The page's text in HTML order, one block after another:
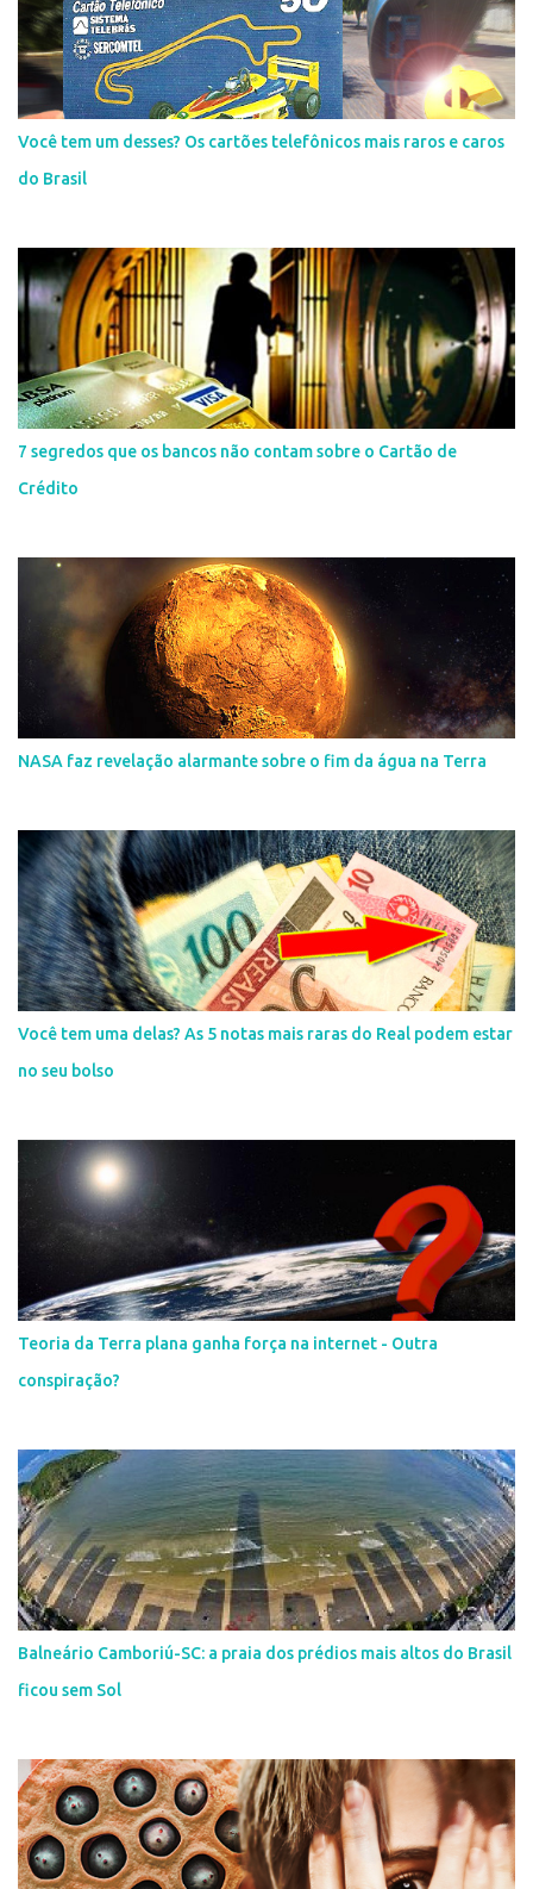
Você tem um desses? Os cartões telefônicos mais raros e caros
do Brasil
7 segredos que os bancos não contam sobre o Cartão de
Crédito
NASA faz revelação alarmante sobre o fim da água na Terra
Você tem uma delas? As 5 notas mais raras do Real podem estar
no seu bolso
Teoria da Terra plana ganha força na internet - Outra
conspiração?
Balneário Camboriú-SC: a praia dos prédios mais altos do Brasil
ficou sem Sol